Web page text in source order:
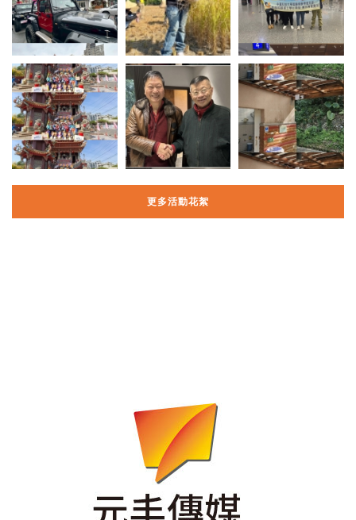
更多活動花絮